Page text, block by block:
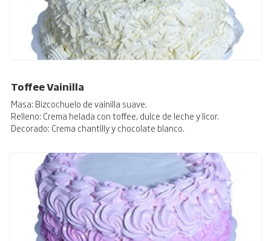
Toffee Vainilla
Masa: Bizcochuelo de vainilla suave.
Relleno: Crema helada con toffee, dulce de leche y licor.
Decorado: Crema chantilly y chocolate blanco.